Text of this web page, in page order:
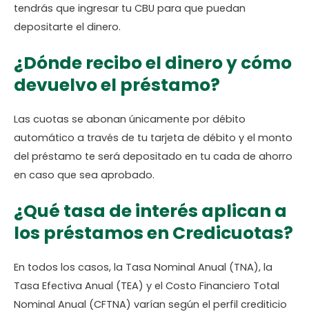
tendrás que ingresar tu CBU para que puedan
depositarte el dinero.
¿Dónde recibo el dinero y cómo
devuelvo el préstamo?
Las cuotas se abonan únicamente por débito
automático a través de tu tarjeta de débito y el monto
del préstamo te será depositado en tu cada de ahorro
en caso que sea aprobado.
¿Qué tasa de interés aplican a
los préstamos en Credicuotas?
En todos los casos, la Tasa Nominal Anual (TNA), la
Tasa Efectiva Anual (TEA) y el Costo Financiero Total
Nominal Anual (CFTNA) varían según el perfil crediticio